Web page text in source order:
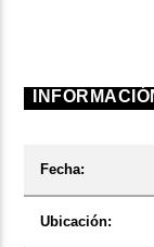
Fecha:
Ubicación: